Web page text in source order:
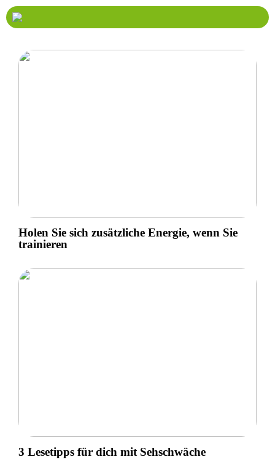
Holen Sie sich zusätzliche Energie, wenn Sie
trainieren
3 Lesetipps für dich mit Sehschwäche